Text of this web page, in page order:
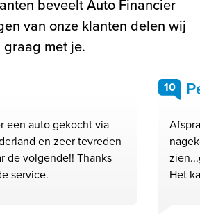
beveelt Auto Financier
van onze klanten delen wij
graag met je.
een auto gekocht via
en zeer tevreden
de volgende!! Thanks
service.
10
Het